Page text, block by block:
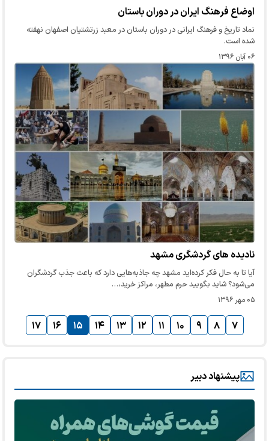
اوضاع فرهنگ ایران در دوران باستان
نماد تاریخ و فرهنگ ایرانی در دوران باستان در معبد زرتشتیان اصفهان نهفته
شده است.
۰۶ آبان ۱۳۹۶
نادیده های گردشگری مشهد
آیا تا به حال فکر کرده‌اید مشهد چه جاذبه‌هایی دارد که باعث جذب گردشگران
می‌شود؟ شاید بگویید حرم مطهر، مراکز خرید،…
۰۵ مهر ۱۳۹۶
۷ ۸ ۹ ۱۰ ۱۱ ۱۲ ۱۳ ۱۴ ۱۵ ۱۶ ۱۷
پیشنهاد دبیر